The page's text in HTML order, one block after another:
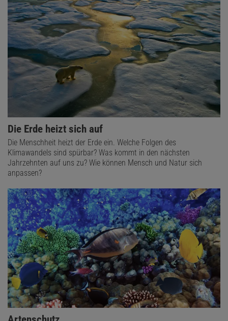
Die Erde heizt sich auf
Die Menschheit heizt der Erde ein. Welche Folgen des
Klimawandels sind spürbar? Was kommt in den nächsten
Jahrzehnten auf uns zu? Wie können Mensch und Natur sich
anpassen?